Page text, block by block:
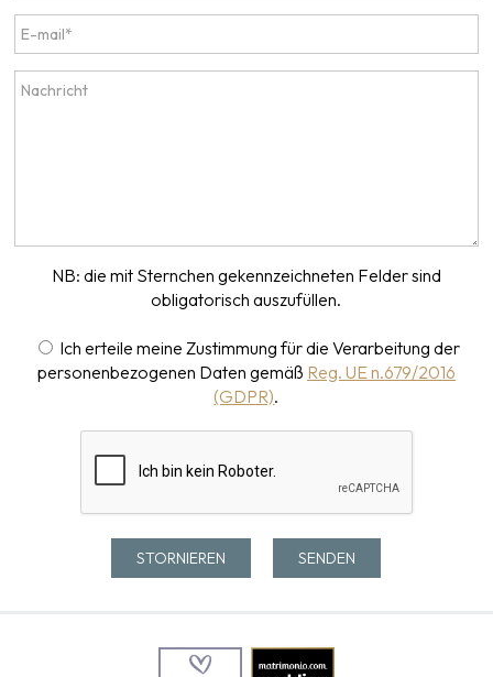
NB: die mit Sternchen gekennzeichneten Felder sind
obligatorisch auszufüllen.
Ich erteile meine Zustimmung für die Verarbeitung der
personenbezogenen Daten gemäß Reg. UE n.679/2016
(GDPR).